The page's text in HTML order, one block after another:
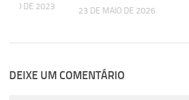
23 DE MAIO DE 2026
DE 2023
DEIXE UM COMENTÁRIO